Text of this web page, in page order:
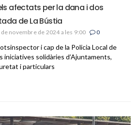
afectats per la dana i dos
de La Bústia
novembre de 2024 a les 9:00 0
i cap de la Policia Local de
iniciatives solidàries d’Ajuntaments,
i particulars